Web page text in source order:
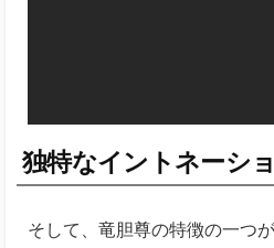
独特なイントネーシ
そして、竜胆尊の特徴の一つ